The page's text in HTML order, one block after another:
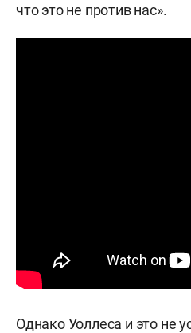
что это не против нас».
Однако Уоллеса и это не